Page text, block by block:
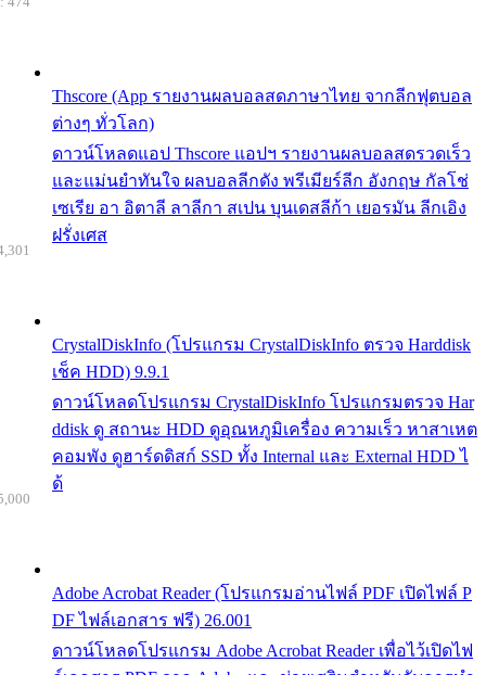
Thscore (App รายงานผลบอลสดภาษาไทย จากลีกฟุตบอล
ต่างๆ ทั่วโลก)
ดาวน์โหลดแอป Thscore แอปฯ รายงานผลบอลสดรวดเร็ว
และแม่นยำทันใจ ผลบอลลีกดัง พรีเมียร์ลีก อังกฤษ กัลโช่
เซเรีย อา อิตาลี ลาลีกา สเปน บุนเดสลีก้า เยอรมัน ลีกเอิง
ฝรั่งเศส
CrystalDiskInfo (โปรแกรม CrystalDiskInfo ตรวจ Harddisk
เช็ค HDD) 9.9.1
ดาวน์โหลดโปรแกรม CrystalDiskInfo โปรแกรมตรวจ Har
ddisk ดู สถานะ HDD ดูอุณหภูมิเครื่อง ความเร็ว หาสาเหต
คอมพัง ดูฮาร์ดดิสก์ SSD ทั้ง Internal และ External HDD ไ
ด้
Adobe Acrobat Reader (โปรแกรมอ่านไฟล์ PDF เปิดไฟล์ P
DF ไฟล์เอกสาร ฟรี) 26.001
ดาวน์โหลดโปรแกรม Adobe Acrobat Reader เพื่อไว้เปิดไฟ